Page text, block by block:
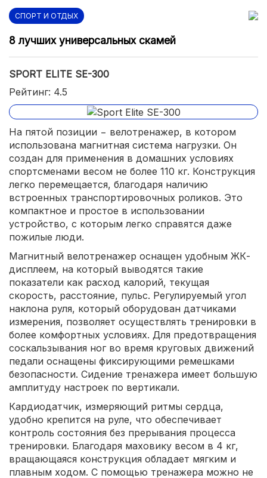
СПОРТ И ОТДЫХ
8 лучших универсальных скамей
SPORT ELITE SE-300
Рейтинг: 4.5
На пятой позиции − велотренажер, в котором
использована магнитная система нагрузки. Он
создан для применения в домашних условиях
спортсменами весом не более 110 кг. Конструкция
легко перемещается, благодаря наличию
встроенных транспортировочных роликов. Это
компактное и простое в использовании
устройство, с которым легко справятся даже
пожилые люди.
Магнитный велотренажер оснащен удобным ЖК-
дисплеем, на который выводятся такие
показатели как расход калорий, текущая
скорость, расстояние, пульс. Регулируемый угол
наклона руля, который оборудован датчиками
измерения, позволяет осуществлять тренировки в
более комфортных условиях. Для предотвращения
соскальзывания ног во время круговых движений
педали оснащены фиксирующими ремешками
безопасности. Сидение тренажера имеет большую
амплитуду настроек по вертикали.
Кардиодатчик, измеряющий ритмы сердца,
удобно крепится на руле, что обеспечивает
контроль состояния без прерывания процесса
тренировки. Благодаря маховику весом в 4 кг,
вращающаяся конструкция обладает мягким и
плавным ходом. С помощью тренажера можно не